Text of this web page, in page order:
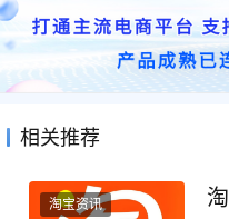
相关推荐
淘宝资讯